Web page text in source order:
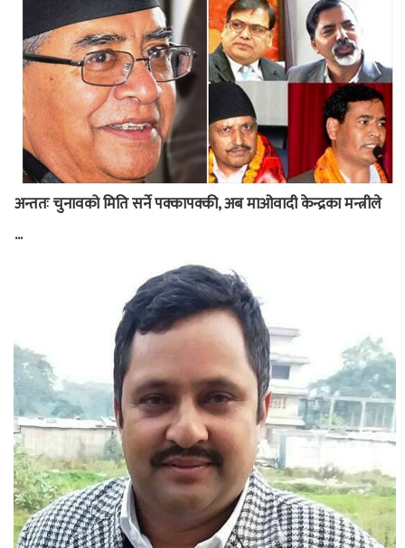
अन्ततः चुनावको मिति सर्ने पक्कापक्की, अब माओवादी केन्द्रका मन्त्रीले
...